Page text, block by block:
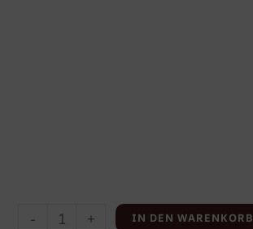
- + IN DEN WARENKORB